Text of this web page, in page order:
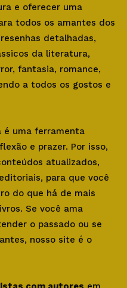
e oferecer uma
todos os amantes dos
detalhadas,
da literatura,
fantasia, romance,
a todos os gostos e
uma ferramenta
e prazer. Por isso,
atualizados,
para que você
do que há de mais
Se você ama
o passado ou se
nosso site é o